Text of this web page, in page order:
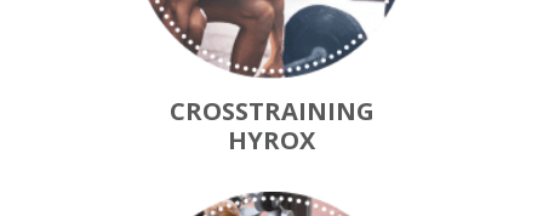
CROSSTRAINING
HYROX